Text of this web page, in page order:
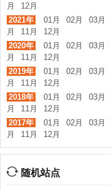
月
12月
2021年
01月 02月 03月
月
11月
12月
2020年
01月 02月 03月
月
11月
12月
2019年
01月 02月 03月
月
11月
12月
2018年
01月 02月 03月
月
11月
12月
2017年
01月 02月 03月
月
11月 12月
随机站点